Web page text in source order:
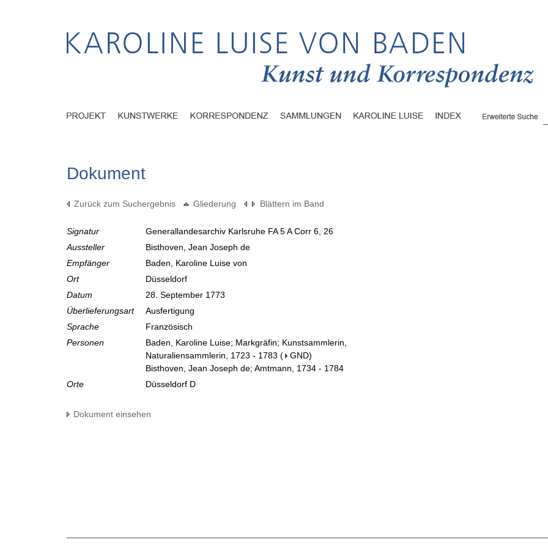
Dokument
Zurück zum Suchergebnis Gliederung Blättern im Band
Signatur
Generallandesarchiv Karlsruhe FA 5 A Corr 6, 26
Aussteller
Bisthoven, Jean Joseph de
Empfänger
Baden, Karoline Luise von
Ort
Düsseldorf
Datum
28. September 1773
Überlieferungsart
Ausfertigung
Sprache
Französisch
Personen
Baden, Karoline Luise; Markgräfin; Kunstsammlerin,
Naturaliensammlerin, 1723 - 1783 ( GND)
Bisthoven, Jean Joseph de; Amtmann, 1734 - 1784
Orte
Düsseldorf D
Dokument einsehen